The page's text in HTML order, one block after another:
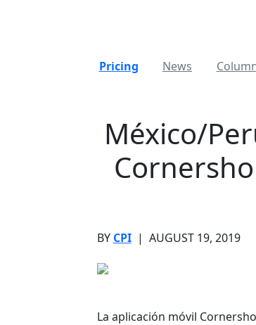
Pricing News
México/
BY CPI | AUGUST 19, 2019
La aplicación móvil